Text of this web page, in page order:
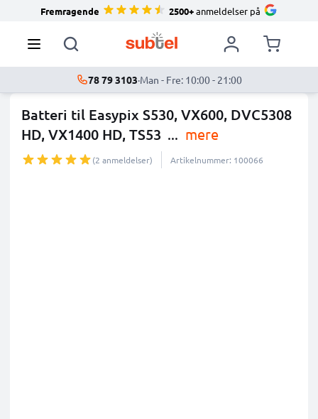
Fremragende 2500+anmeldelser på
78 79 3103·Man - Fre: 10:00 - 21:00
Batteri til Easypix S530, VX600, DVC5308
HD, VX1400 HD, TS53 ... mere
(2 anmeldelser) Artikelnummer: 100066